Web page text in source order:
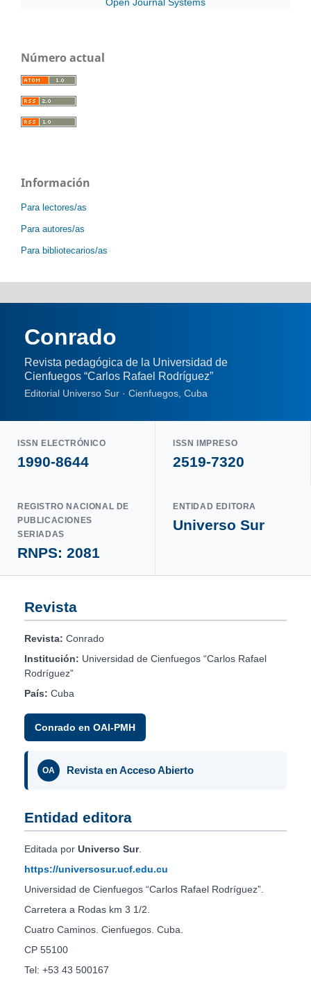
Número actual
Información
Para lectores/as
Para autores/as
Para bibliotecarios/as
Conrado
Revista pedagógica de la Universidad de
Cienfuegos “Carlos Rafael Rodríguez”
Editorial Universo Sur · Cienfuegos, Cuba
ISSN ELECTRÓNICO
1990-8644
ISSN IMPRESO
2519-7320
REGISTRO NACIONAL DE
PUBLICACIONES
SERIADAS
RNPS: 2081
ENTIDAD EDITORA
Universo Sur
Revista
Revista: Conrado
Institución: Universidad de Cienfuegos “Carlos Rafael
Rodríguez”
País: Cuba
Conrado en OAI-PMH
OA Revista en Acceso Abierto
Entidad editora
Editada por Universo Sur.
https://universosur.ucf.edu.cu
Universidad de Cienfuegos “Carlos Rafael Rodríguez”.
Carretera a Rodas km 3 1/2.
Cuatro Caminos. Cienfuegos. Cuba.
CP 55100
Tel: +53 43 500167